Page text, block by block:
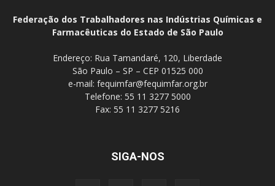
Federação dos Trabalhadores nas Indústrias Químicas e
Farmacêuticas do Estado de São Paulo
Endereço: Rua Tamandaré, 120, Liberdade
São Paulo – SP – CEP 01525 000
e-mail: fequimfar@fequimfar.org.br
Telefone: 55 11 3277 5000
Fax: 55 11 3277 5216
SIGA-NOS